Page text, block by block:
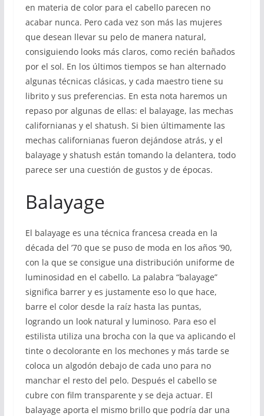
en materia de color para el cabello parecen no
acabar nunca. Pero cada vez son más las mujeres
que desean llevar su pelo de manera natural,
consiguiendo looks más claros, como recién bañados
por el sol. En los últimos tiempos se han alternado
algunas técnicas clásicas, y cada maestro tiene su
librito y sus preferencias. En esta nota haremos un
repaso por algunas de ellas: el balayage, las mechas
californianas y el shatush. Si bien últimamente las
mechas californianas fueron dejándose atrás, y el
balayage y shatush están tomando la delantera, todo
parece ser una cuestión de gustos y de épocas.
Balayage
El balayage es una técnica francesa creada en la
década del ’70 que se puso de moda en los años ‘90,
con la que se consigue una distribución uniforme de
luminosidad en el cabello. La palabra “balayage”
significa barrer y es justamente eso lo que hace,
barre el color desde la raíz hasta las puntas,
logrando un look natural y luminoso. Para eso el
estilista utiliza una brocha con la que va aplicando el
tinte o decolorante en los mechones y más tarde se
coloca un algodón debajo de cada uno para no
manchar el resto del pelo. Después el cabello se
cubre con film transparente y se deja actuar. El
balayage aporta el mismo brillo que podría dar una